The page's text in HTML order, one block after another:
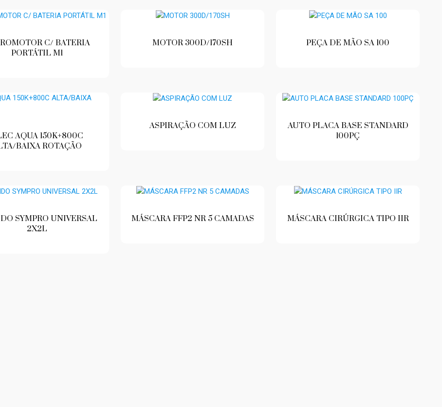
C/ BATERIA
PORTÁTIL M1
MOTOR 300D/170SH PEÇA DE MÃO SA 100
AQUA 150K+800C
BAIXA ROTAÇÃO
ASPIRAÇÃO COM LUZ
AUTO PLACA BASE STANDARD
100PÇ
SYMPRO UNIVERSAL
2X2L
MÁSCARA FFP2 NR 5 CAMADAS MÁSCARA CIRÚRGICA TIPO IIR